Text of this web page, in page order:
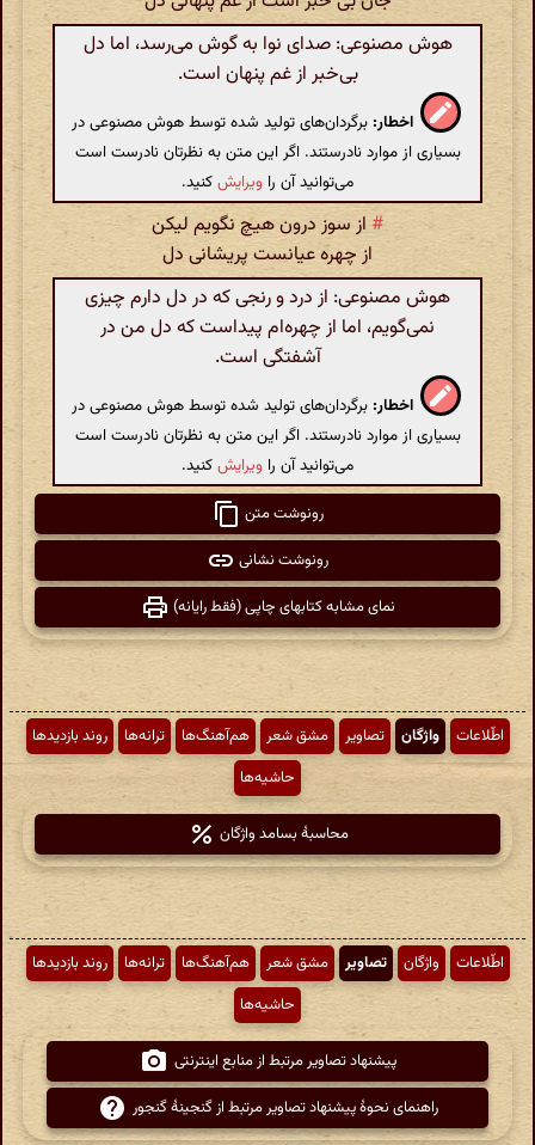
هوش مصنوعی: صدای نوا به گوش می‌رسد، اما دل
بی‌خبر از غم پنهان است.
اخطار: برگردان‌های تولید شده توسط هوش مصنوعی در
بسیاری از موارد نادرستند. اگر این متن به نظرتان نادرست است
می‌توانید آن را ویرایشکنید.
# از سوز درون هیچ نگویم لیکن
از چهره عیانست پریشانی دل
هوش مصنوعی: از درد و رنجی که در دل دارم چیزی
نمی‌گویم، اما از چهره‌ام پیداست که دل من در
آشفتگی است.
اخطار: برگردان‌های تولید شده توسط هوش مصنوعی در
بسیاری از موارد نادرستند. اگر این متن به نظرتان نادرست است
می‌توانید آن را ویرایشکنید.
رونوشت متن
رونوشت نشانی
نمای مشابه کتابهای چاپی (فقط رایانه)
اطّلاعات واژگان تصاویر مشق شعر هم‌آهنگ‌ها ترانه‌ها
روند بازدیدها
حاشیه‌ها
محاسبهٔ بسامد واژگان
اطّلاعات واژگان تصاویر مشق شعر هم‌آهنگ‌ها ترانه‌ها
روند بازدیدها
حاشیه‌ها
پیشنهاد تصاویر مرتبط از منابع اینترنتی
راهنمای نحوهٔ پیشنهاد تصاویر مرتبط از گنجینهٔ گنجور